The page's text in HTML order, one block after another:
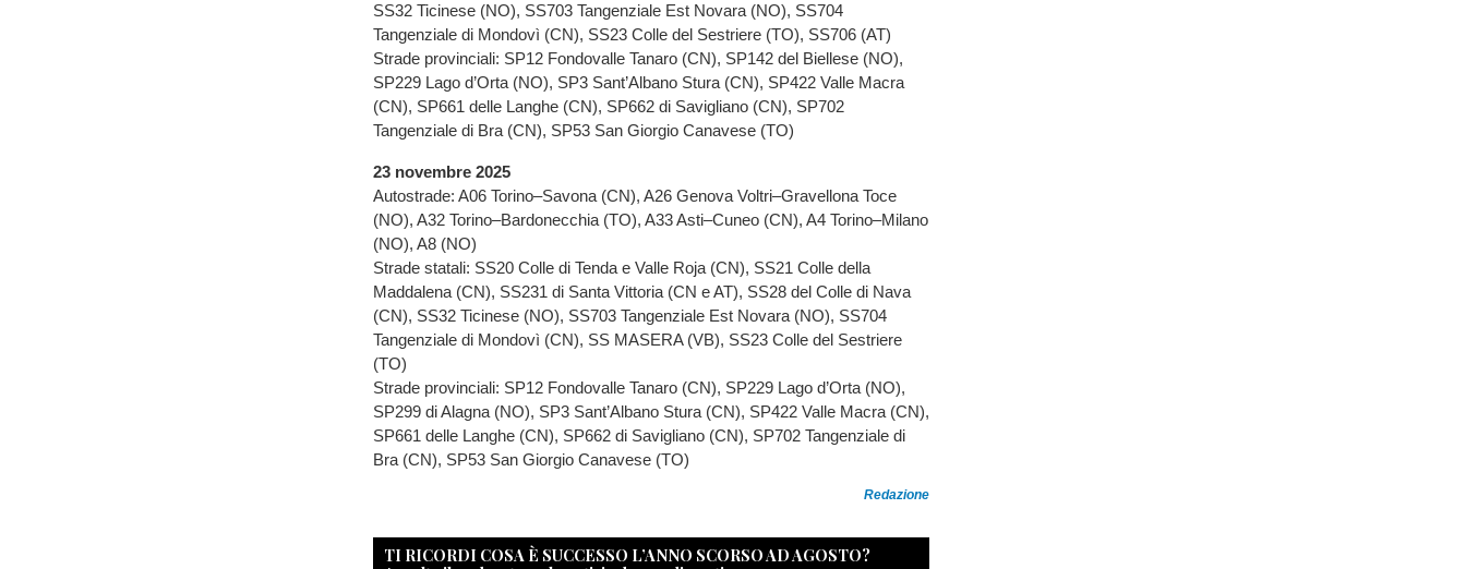
SS32 Ticinese (NO), SS703 Tangenziale Est Novara (NO), SS704
Tangenziale di Mondovì (CN), SS23 Colle del Sestriere (TO), SS706 (AT)
Strade provinciali: SP12 Fondovalle Tanaro (CN), SP142 del Biellese (NO),
SP229 Lago d’Orta (NO), SP3 Sant’Albano Stura (CN), SP422 Valle Macra
(CN), SP661 delle Langhe (CN), SP662 di Savigliano (CN), SP702
Tangenziale di Bra (CN), SP53 San Giorgio Canavese (TO)
23 novembre 2025
Autostrade: A06 Torino–Savona (CN), A26 Genova Voltri–Gravellona Toce
(NO), A32 Torino–Bardonecchia (TO), A33 Asti–Cuneo (CN), A4 Torino–Milano
(NO), A8 (NO)
Strade statali: SS20 Colle di Tenda e Valle Roja (CN), SS21 Colle della
Maddalena (CN), SS231 di Santa Vittoria (CN e AT), SS28 del Colle di Nava
(CN), SS32 Ticinese (NO), SS703 Tangenziale Est Novara (NO), SS704
Tangenziale di Mondovì (CN), SS MASERA (VB), SS23 Colle del Sestriere
(TO)
Strade provinciali: SP12 Fondovalle Tanaro (CN), SP229 Lago d’Orta (NO),
SP299 di Alagna (NO), SP3 Sant’Albano Stura (CN), SP422 Valle Macra (CN),
SP661 delle Langhe (CN), SP662 di Savigliano (CN), SP702 Tangenziale di
Bra (CN), SP53 San Giorgio Canavese (TO)
Redazione
TI RICORDI COSA È SUCCESSO L’ANNO SCORSO AD AGOSTO?